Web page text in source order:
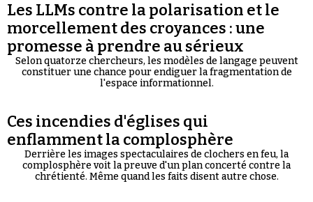
Les LLMs contre la polarisation et le
morcellement des croyances : une
promesse à prendre au sérieux
Selon quatorze chercheurs, les modèles de langage peuvent
constituer une chance pour endiguer la fragmentation de
l'espace informationnel.
Ces incendies d'églises qui
enflamment la complosphère
Derrière les images spectaculaires de clochers en feu, la
complosphère voit la preuve d'un plan concerté contre la
chrétienté. Même quand les faits disent autre chose.